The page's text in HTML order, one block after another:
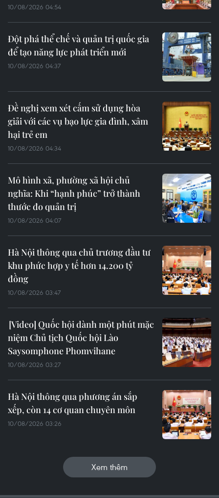
10/08/2026 04:54
Đột phá thể chế và quản trị quốc gia
để tạo năng lực phát triển mới
10/08/2026 04:37
Đề nghị xem xét cấm sử dụng hòa
giải với các vụ bạo lực gia đình, xâm
hại trẻ em
10/08/2026 04:34
Mô hình xã, phường xã hội chủ
nghĩa: Khi “hạnh phúc” trở thành
thước đo quản trị
10/08/2026 04:07
Hà Nội thông qua chủ trương đầu tư
khu phức hợp y tế hơn 14.200 tỷ
đồng
10/08/2026 03:47
Quốc hội dành một phút mặc
niệm Chủ tịch Quốc hội Lào
Saysomphone Phomvihane
10/08/2026 03:27
Hà Nội thông qua phương án sắp
xếp, còn 14 cơ quan chuyên môn
10/08/2026 03:26
Xem thêm